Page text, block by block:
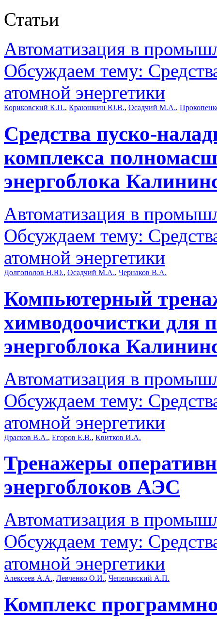
Статьи
Автоматизация в
Обсуждаем тему:
атомной энергетики
Кориковский К.П., Краюшкин Ю.В., Осадчий М.А.,
Средства пуско-
комплекса
энергоблока
Автоматизация в
Обсуждаем тему:
атомной энергетики
Долгополов Н.Ю., Осадчий М.А., Чернаков В.А.
Компьютерный
химводоочистки для
энергоблока
Автоматизация в
Обсуждаем тему:
атомной энергетики
Драсков В.А., Егоров Е.В., Квитков И.А.
Тренажеры
энергоблоков АЭС
Автоматизация в
Обсуждаем тему:
атомной энергетики
Алексеев А.А., Левченко О.И., Чепелянский А.П.
Комплекс